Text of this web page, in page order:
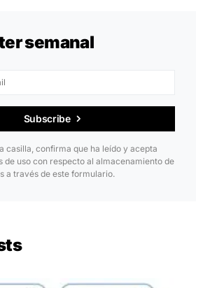
semanal
Subscribe
casilla, confirma que ha leído y acepta
de uso con respecto al almacenamiento de
a través de este formulario.